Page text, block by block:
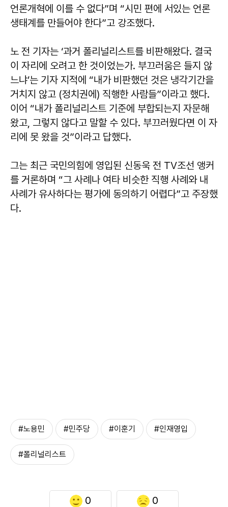
언론개혁에 이를 수 없다”며 “시민 편에 서있는 언론
생태계를 만들어야 한다”고 강조했다.
노 전 기자는 ‘과거 폴리널리스트를 비판해왔다. 결국
이 자리에 오려고 한 것이었는가. 부끄러움은 들지 않
느냐’는 기자 지적에 “내가 비판했던 것은 냉각기간을
거치지 않고 (정치권에) 직행한 사람들”이라고 했다.
이어 “내가 폴리널리스트 기준에 부합되는지 자문해
왔고, 그렇지 않다고 말할 수 있다. 부끄러웠다면 이 자
리에 못 왔을 것”이라고 답했다.
그는 최근 국민의힘에 영입된 신동욱 전 TV조선 앵커
를 거론하며 “그 사례나 여타 비슷한 직행 사례와 내
사례가 유사하다는 평가에 동의하기 어렵다”고 주장했
다.
#노용민 #민주당 #이훈기 #인재영입
#폴리널리스트
0 0